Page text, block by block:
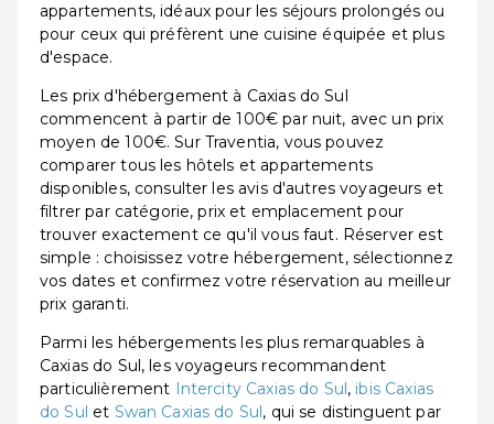
appartements, idéaux pour les séjours prolongés ou
pour ceux qui préfèrent une cuisine équipée et plus
d'espace.
Les prix d'hébergement à Caxias do Sul
commencent à partir de 100€ par nuit, avec un prix
moyen de 100€. Sur Traventia, vous pouvez
comparer tous les hôtels et appartements
disponibles, consulter les avis d'autres voyageurs et
filtrer par catégorie, prix et emplacement pour
trouver exactement ce qu'il vous faut. Réserver est
simple : choisissez votre hébergement, sélectionnez
vos dates et confirmez votre réservation au meilleur
prix garanti.
Parmi les hébergements les plus remarquables à
Caxias do Sul, les voyageurs recommandent
particulièrement Intercity Caxias do Sul, ibis Caxias
do Sul et Swan Caxias do Sul, qui se distinguent par